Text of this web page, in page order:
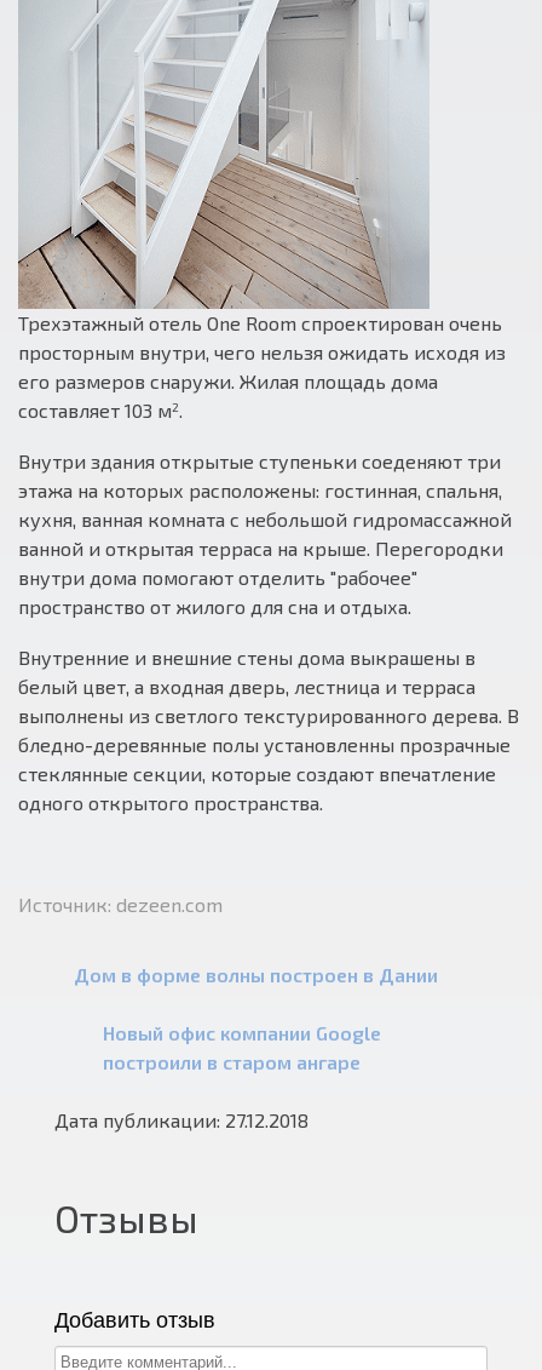
Трехэтажный отель One Room спроектирован очень
просторным внутри, чего нельзя ожидать исходя из
его размеров снаружи. Жилая площадь дома
составляет 103 м2.
Внутри здания открытые ступеньки соеденяют три
этажа на которых расположены: гостинная, спальня,
кухня, ванная комната с небольшой гидромассажной
ванной и открытая терраса на крыше. Перегородки
внутри дома помогают отделить "рабочее"
пространство от жилого для сна и отдыха.
Внутренние и внешние стены дома выкрашены в
белый цвет, а входная дверь, лестница и терраса
выполнены из светлого текстурированного дерева. В
бледно-деревянные полы установленны прозрачные
стеклянные секции, которые создают впечатление
одного открытого пространства.
Источник: dezeen.com
Дом в форме волны построен в Дании
Новый офис компании Google
построили в старом ангаре
Дата публикации: 27.12.2018
Отзывы
Добавить отзыв